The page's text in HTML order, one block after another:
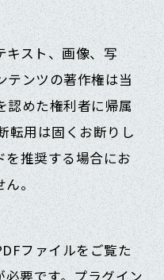
キスト、画像、写
テンツの著作権は当
認めた権利者に帰属
転用は固くお断りし
を推奨する場合にお
ん。
ファイルをご覧た